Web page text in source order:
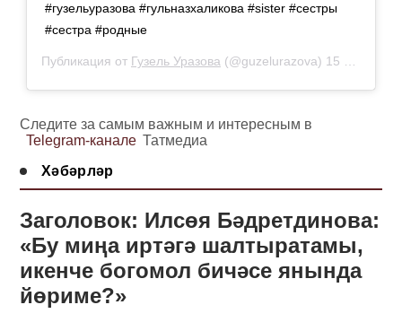
#гузельуразова #гульназхаликова #sister #сестры
#сестра #родные
Публикация от Гузель Уразова (@guzelurazova) 15 Фев 2019 в 10:54 PST
Следите за самым важным и интересным в
Telegram-канале Татмедиа
Хәбәрләр
Заголовок: Илсөя Бәдретдинова:
«Бу миңа иртәгә шалтыратамы,
икенче богомол бичәсе янында
йөриме?»